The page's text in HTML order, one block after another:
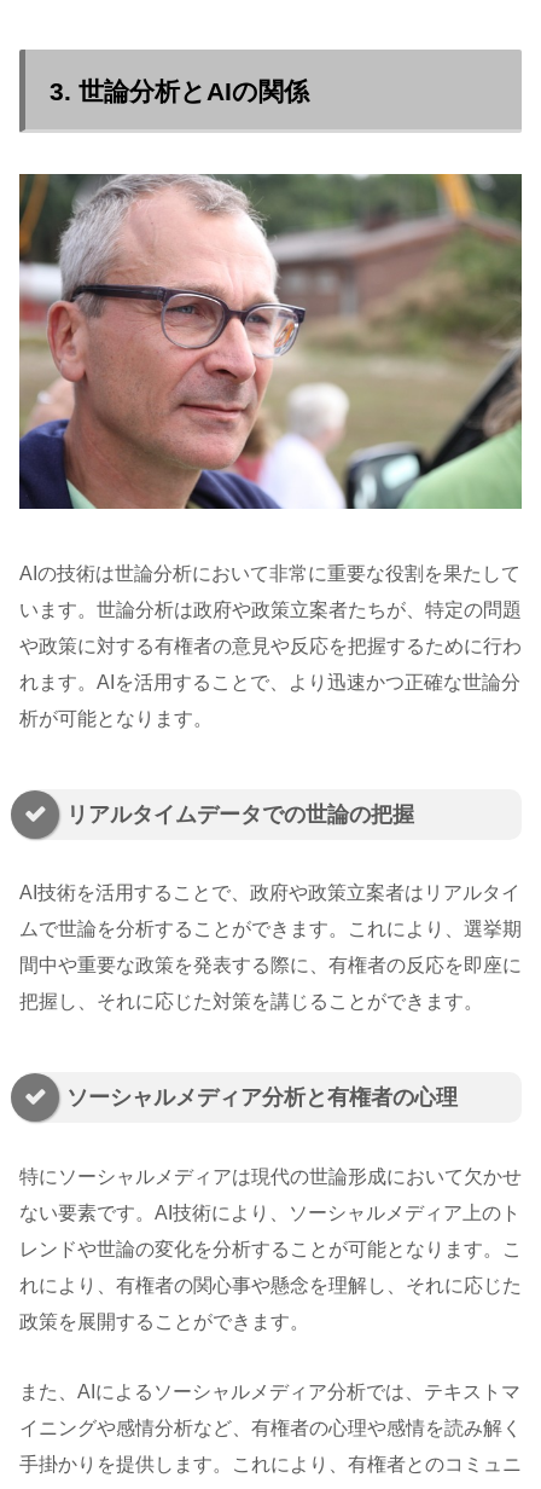
3. 世論分析とAIの関係
AIの技術は世論分析において非常に重要な役割を果たして
います。世論分析は政府や政策立案者たちが、特定の問題
や政策に対する有権者の意見や反応を把握するために行わ
れます。AIを活用することで、より迅速かつ正確な世論分
析が可能となります。
リアルタイムデータでの世論の把握
AI技術を活用することで、政府や政策立案者はリアルタイ
ムで世論を分析することができます。これにより、選挙期
間中や重要な政策を発表する際に、有権者の反応を即座に
把握し、それに応じた対策を講じることができます。
ソーシャルメディア分析と有権者の心理
特にソーシャルメディアは現代の世論形成において欠かせ
ない要素です。AI技術により、ソーシャルメディア上のト
レンドや世論の変化を分析することが可能となります。こ
れにより、有権者の関心事や懸念を理解し、それに応じた
政策を展開することができます。
また、AIによるソーシャルメディア分析では、テキストマ
イニングや感情分析など、有権者の心理や感情を読み解く
手掛かりを提供します。これにより、有権者とのコミュニ